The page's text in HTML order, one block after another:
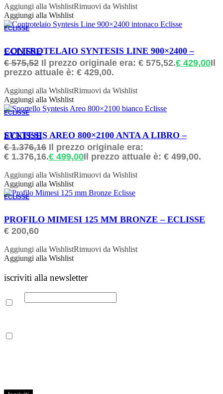
Aggiungi alla WishlistRimuovi da Wishlist
Aggiungi alla Wishlist
ECLISSE
ORDINABILE
CONTROTELAIO SYNTESIS LINE 900×2400 – ECLISSE
€575,52 Il prezzo originale era: € 575,52.€ 429,00Il
prezzo attuale è: € 429,00.
Aggiungi alla WishlistRimuovi da Wishlist
Aggiungi alla Wishlist
ECLISSE
ORDINABILE
SYNTESIS AREO 800×2100 ANTA A LIBRO – ECLISSE
€1.376,16 Il prezzo originale era:
€ 1.376,16.€ 499,00Il prezzo attuale è: € 499,00.
Aggiungi alla WishlistRimuovi da Wishlist
Aggiungi alla Wishlist
ECLISSE
ORDINABILE
PROFILO MIMESI 125 MM BRONZE – ECLISSE
€ 200,60
Aggiungi alla WishlistRimuovi da Wishlist
Aggiungi alla Wishlist
iscriviti alla newsletter